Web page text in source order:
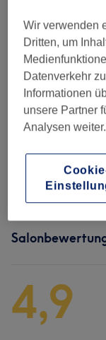
4,9
Wir verwenden
Dritten, um
Datenverkehr
Informationen
unsere Partner
Analysen weiter.